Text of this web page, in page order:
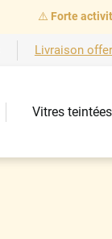
⚠️ Forte
Livraison
Vitres teintées